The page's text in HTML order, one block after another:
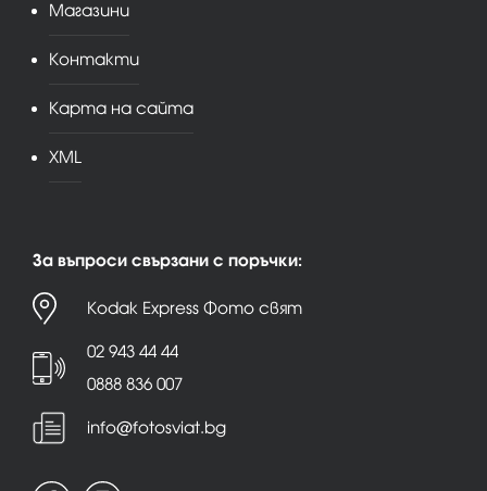
Магазини
Контакти
Карта на сайта
XML
За въпроси свързани с поръчки:
Kodak Express Фото свят
02 943 44 44
0888 836 007
info@fotosviat.bg